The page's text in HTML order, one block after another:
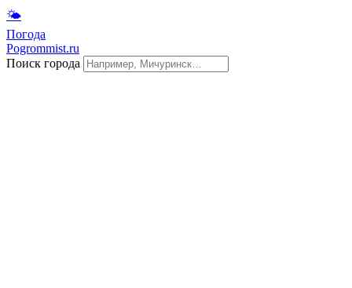
🌤
Погода
Pogrommist.ru
Поиск города